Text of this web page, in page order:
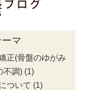
マ
正(骨盤のゆがみ
不調) (1)
ついて (1)